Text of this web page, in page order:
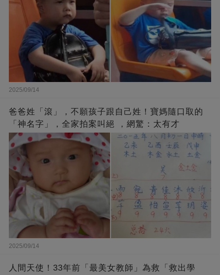
2025/09/14
爸爸姓「滾」，不願孩子跟自己姓！寶媽隨口取的
「神名字」，全家拍案叫絕 ，網驚：太有才
2025/09/14
人間天使！33年前「最美女教師」為救「救出學